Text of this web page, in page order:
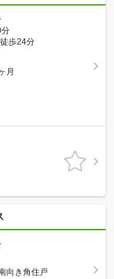
分
歩24分
月
向き角住戸